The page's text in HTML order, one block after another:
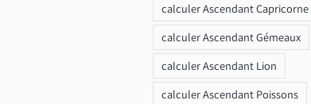
calculer Ascendant Capricorne
calculer Ascendant Gémeaux
calculer Ascendant Lion
calculer Ascendant Poissons